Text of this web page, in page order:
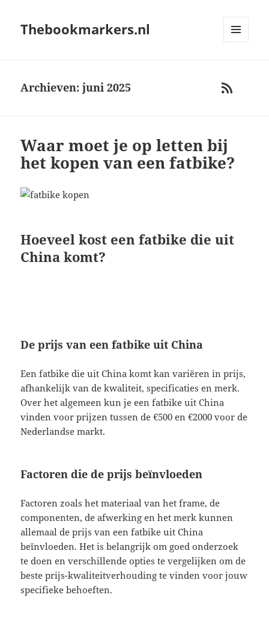
Thebookmarkers.nl
RSS
Archieven: juni 2025
Waar moet je op letten bij
het kopen van een fatbike?
Hoeveel kost een fatbike die uit
China komt?
De prijs van een fatbike uit China
Een fatbike die uit China komt kan variëren in prijs,
afhankelijk van de kwaliteit, specificaties en merk.
Over het algemeen kun je een fatbike uit China
vinden voor prijzen tussen de €500 en €2000 voor de
Nederlandse markt.
Factoren die de prijs beïnvloeden
Factoren zoals het materiaal van het frame, de
componenten, de afwerking en het merk kunnen
allemaal de prijs van een fatbike uit China
beïnvloeden. Het is belangrijk om goed onderzoek
te doen en verschillende opties te vergelijken om de
beste prijs-kwaliteitverhouding te vinden voor jouw
specifieke behoeften.